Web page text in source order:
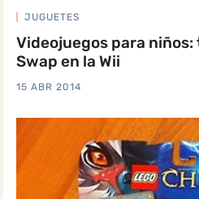
JUGUETES
Videojuegos para
Swap en la Wii
15 ABR 2014